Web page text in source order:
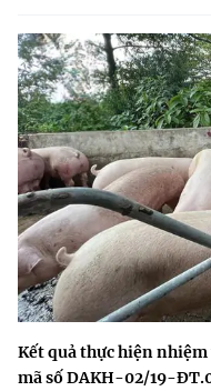
Kết quả thực hiện nhiệm
mã số DAKH-02/19-